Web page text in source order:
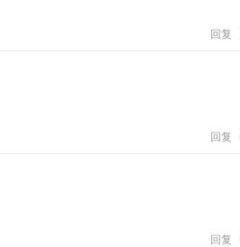
回复
回复
回复